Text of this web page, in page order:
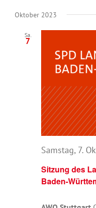
Oktober 2023
Sa.
7
Sitzung des
Baden-
Samstag, 7.